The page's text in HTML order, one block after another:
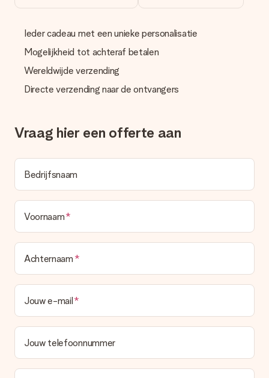
deze ook altijd terugvinden in jouw MySurprise. Je kunt dus
gerust het cadeau gelijk bij de ontvanger laten afleveren, zo is
het echt een verrassing!
Ieder cadeau met een unieke personalisatie
Mogelijkheid tot achteraf betalen
Wereldwijde verzending
Directe verzending naar de ontvangers
Vraag hier een offerte aan
Bedrijfsnaam
Voornaam
Achternaam
Jouw e-mail
Jouw telefoonnummer